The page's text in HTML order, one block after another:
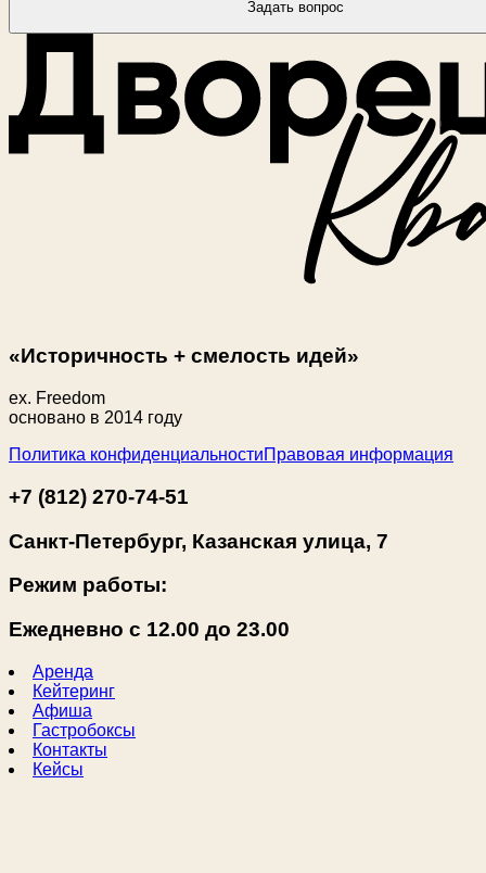
Задать вопрос
«Историчность + смелость идей»
ex. Freedom
основано в 2014 году
Политика конфиденциальностиПравовая информация
+7 (812) 270-74-51
Санкт-Петербург, Казанская улица, 7
Режим работы:
Ежедневно с 12.00 до 23.00
Аренда
Кейтеринг
Афиша
Гастробоксы
Контакты
Кейсы